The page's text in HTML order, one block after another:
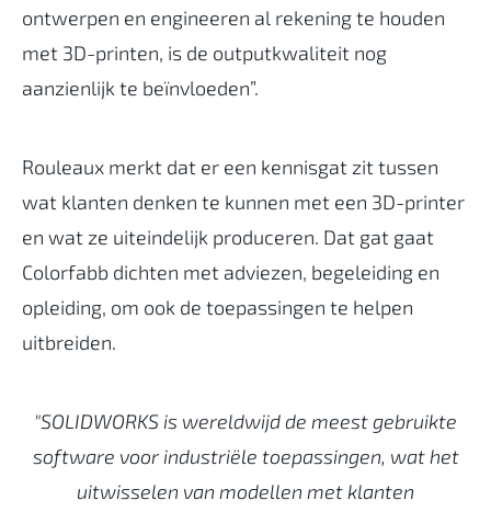
ontwerpen en engineeren al rekening te houden
met 3D-printen, is de outputkwaliteit nog
aanzienlijk te beïnvloeden”.
Rouleaux merkt dat er een kennisgat zit tussen
wat klanten denken te kunnen met een 3D-printer
en wat ze uiteindelijk produceren. Dat gat gaat
Colorfabb dichten met adviezen, begeleiding en
opleiding, om ook de toepassingen te helpen
uitbreiden.
"SOLIDWORKS is wereldwijd de meest gebruikte
software voor industriële toepassingen, wat het
uitwisselen van modellen met klanten